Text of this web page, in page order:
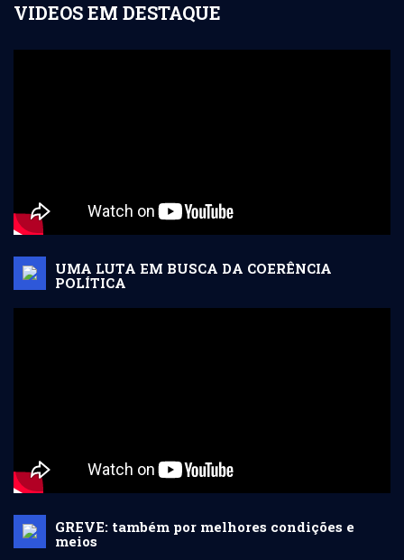
VIDEOS EM DESTAQUE
UMA LUTA EM BUSCA DA COERÊNCIA
POLÍTICA
GREVE: também por melhores condições e
meios